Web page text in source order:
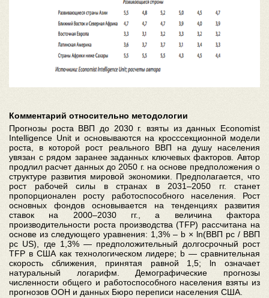
Комментарий относительно методологии
Прогнозы роста ВВП до 2030 г. взяты из данных Economist
Intelligence Unit и основываются на кросссекционной модели
роста, в которой рост реального ВВП на душу населения
увязан с рядом заранее заданных ключевых факторов. Автор
продлил расчет данных до 2050 г. на основе предположения о
структуре развития мировой экономики. Предполагается, что
рост рабочей силы в странах в 2031–2050 гг. станет
пропорционален росту работоспособного населения. Рост
основных фондов основывается на тенденциях развития
ставок на 2000–2030 гг., а величина фактора
производительности роста производства (TFP) рассчитана на
основе из следующего уравнения: 1,3% – b × ln(ВВП pc / ВВП
pc US), где 1,3% — предположительный долгосрочный рост
TFP в США как технологическом лидере; b — сравнительная
скорость сближения, принятая равной 1,5; ln означает
натуральный логарифм. Демографические прогнозы
численности общего и работоспособного населения взяты из
прогнозов ООН и данных Бюро переписи населения США.